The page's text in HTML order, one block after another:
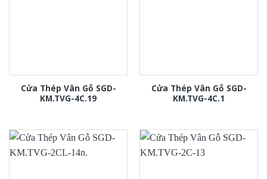
Cửa Thép Vân Gỗ SGD-
KM.TVG-4C.19
Cửa Thép Vân Gỗ SGD-
KM.TVG-4C.1